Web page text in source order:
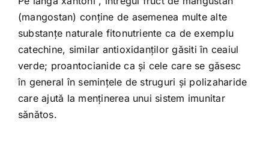
(mangostan) conţine de asemenea multe alte
substanţe naturale fitonutriente ca de exemplu
catechine, similar antioxidanţilor găsiti în ceaiul
verde; proantocianide ca şi cele care se găsesc
în general în seminţele de struguri şi polizaharide
care ajută la menţinerea unui sistem imunitar
sănătos.